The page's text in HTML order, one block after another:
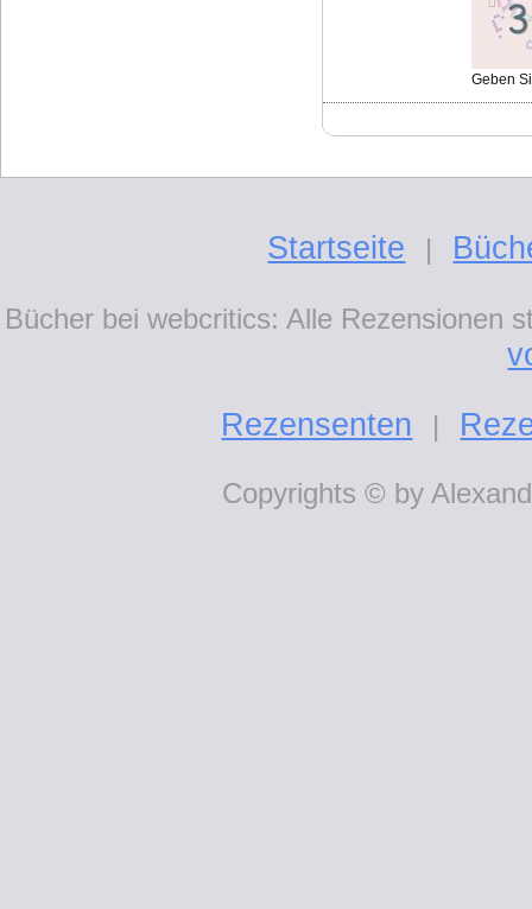
Geben
Startseite |
Bücher bei webcritics: Alle Rezensionen
Rezensenten
|
Copyrights © by